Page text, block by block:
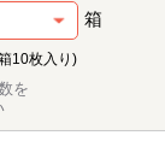
箱
10枚入り)
を